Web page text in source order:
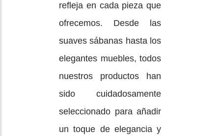
refleja en cada pieza que
ofrecemos. Desde las
suaves sábanas hasta los
elegantes muebles, todos
nuestros productos han
sido cuidadosamente
seleccionado para añadir
un toque de elegancia y